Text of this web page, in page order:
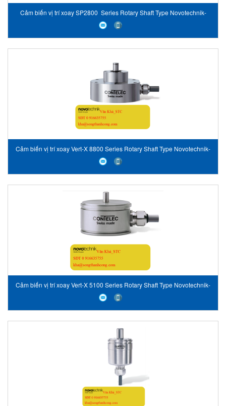
Cảm biến vị trí xoay SP2800 Series Rotary Shaft Type Novotechnik-
Vietnam
Cảm biến vị trí xoay Vert-X 8800 Series Rotary Shaft Type Novotechnik-
Vietnam
Cảm biến vị trí xoay Vert-X 5100 Series Rotary Shaft Type Novotechnik-
Vietnam